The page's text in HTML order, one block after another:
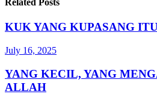
Related Posts
KUK YANG KUPASANG
July 16, 2025
YANG KECIL, YANG
ALLAH